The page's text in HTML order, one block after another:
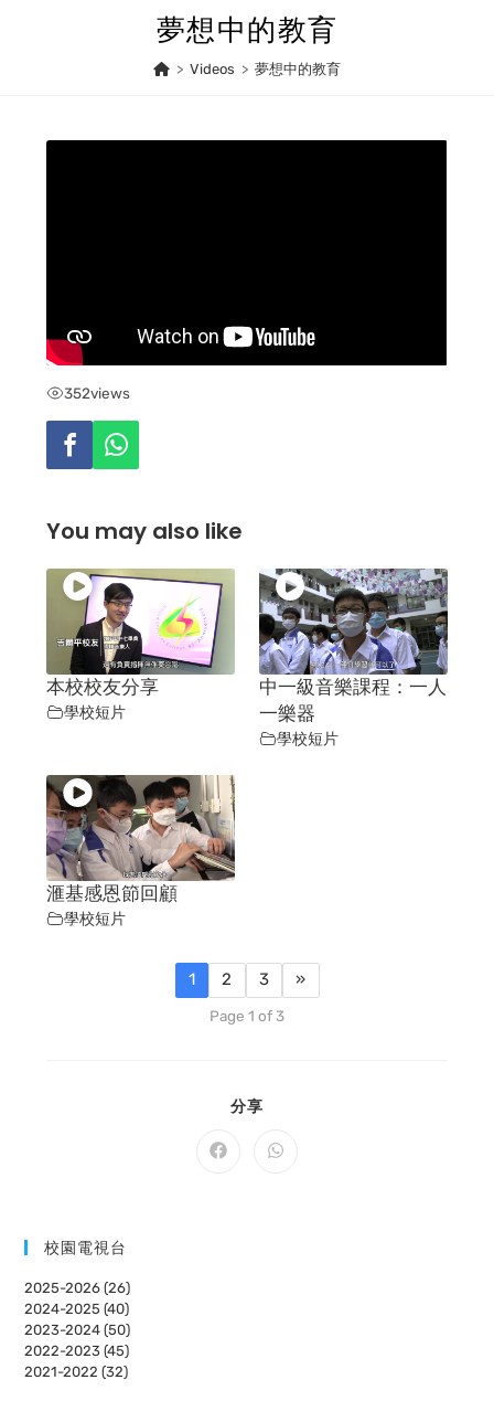
夢想中的教育
> Videos > 夢想中的教育
352views
You may also like
本校校友分享
學校短片
中一級音樂課程：一人
一樂器
學校短片
滙基感恩節回顧
學校短片
1 2 3 »
Page 1 of 3
分享
CONTENT
Opens
Opens
校園電視台
2025-2026 (26)
2024-2025 (40)
2023-2024 (50)
2022-2023 (45)
2021-2022 (32)